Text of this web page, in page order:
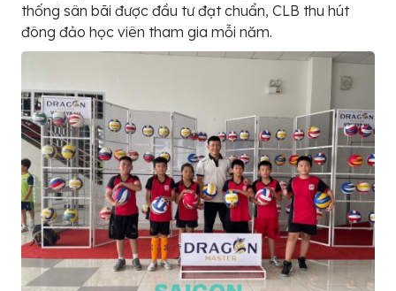
thống sân bãi được đầu tư đạt chuẩn, CLB thu hút
đông đảo học viên tham gia mỗi năm.